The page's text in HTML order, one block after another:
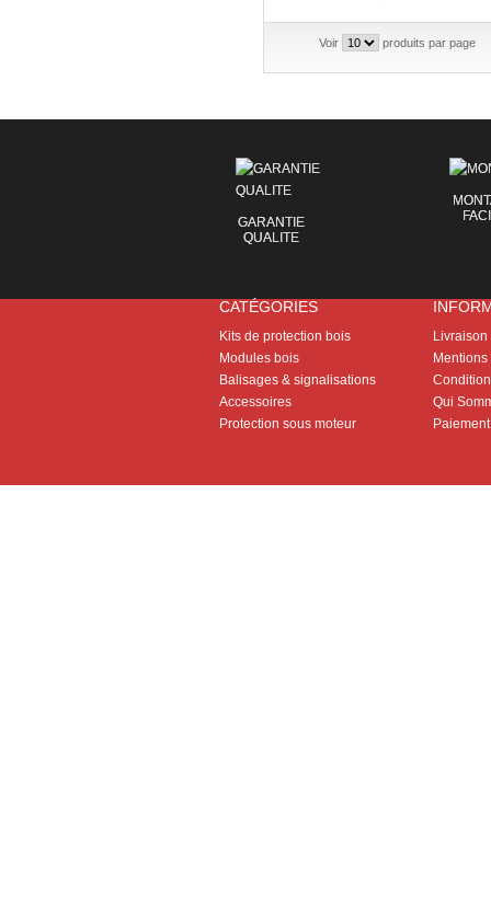
Voir produits par page
GARANTIE
QUALITE
CATÉGORIES
Kits de protection bois
Modules bois
Balisages & signalisations
Accessoires
Protection sous moteur
Livraison
Qui